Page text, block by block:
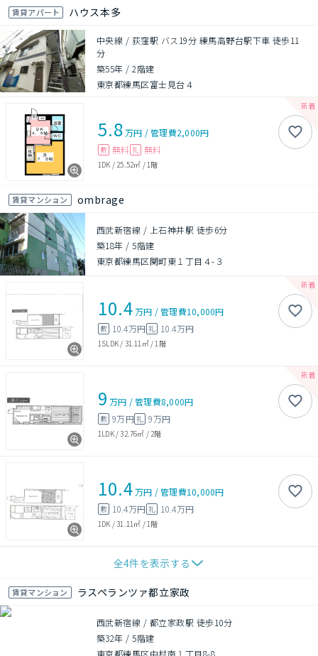
賃貸アパート ハウス本多
中央線 / 荻窪駅 バス19分 練馬高野台駅下車 徒歩11
分
築55年 /2階建
東京都練馬区富士見台４
5.8万円 /管理費2,000円
敷 無料 礼 無料
1DK / 25.52㎡ / 1階
賃貸マンション ombrage
西武新宿線 / 上石神井駅 徒歩6分
築18年 /5階建
東京都練馬区関町東１丁目４-３
10.4万円 /管理費10,000円
敷 10.4万円 礼 10.4万円
1SLDK / 31.11㎡/ 1階
9 万円 /管理費8,000円
敷 9万円礼 9万円
1LDK/32.76㎡ / 2階
10.4万円 /管理費10,000円
敷 10.4万円 礼 10.4万円
1DK /31.11㎡ / 1階
全4件を表示する
賃貸マンション ラスペランツァ都立家政
西武新宿線 / 都立家政駅 徒歩10分
築32年 /5階建
東京都練馬区中村南１丁目8-8